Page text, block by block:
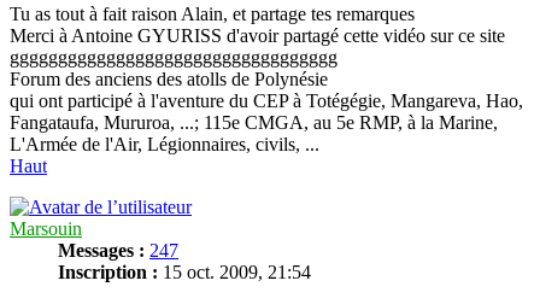
Tu as tout à fait raison Alain, et partage tes remarques
Merci à Antoine GYURISS d'avoir partagé cette vidéo sur ce site
gggggggggggggggggggggggggggggggggg
Forum des anciens des atolls de Polynésie
qui ont participé à l'aventure du CEP à Totégégie, Mangareva, Hao,
Fangataufa, Mururoa, ...; 115e CMGA, au 5e RMP, à la Marine,
L'Armée de l'Air, Légionnaires, civils, ...
Haut
Marsouin
Messages : 247
Inscription : 15 oct. 2009, 21:54